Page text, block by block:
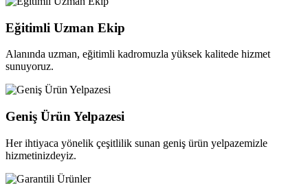
Eğitimli Uzman Ekip
Alanında uzman, eğitimli kadromuzla yüksek kalitede hizmet
sunuyoruz.
Geniş Ürün Yelpazesi
Her ihtiyaca yönelik çeşitlilik sunan geniş ürün yelpazemizle
hizmetinizdeyiz.